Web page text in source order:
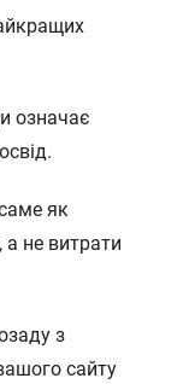
означає
як
а не витрати
з
сайту